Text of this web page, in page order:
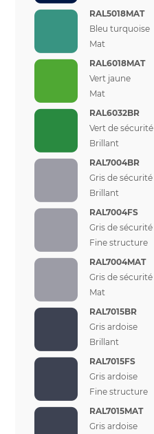
RAL5018MAT
Bleu turquoise
Mat
RAL6018MAT
Vert jaune
Mat
RAL6032BR
Vert de sécurité
Brillant
RAL7004BR
Gris de sécurité
Brillant
RAL7004FS
Gris de sécurité
Fine structure
RAL7004MAT
Gris de sécurité
Mat
RAL7015BR
Gris ardoise
Brillant
RAL7015FS
Gris ardoise
Fine structure
RAL7015MAT
Gris ardoise